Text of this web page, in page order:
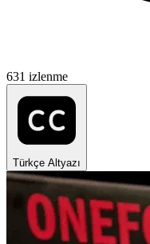
631 izlenme
Türkçe Altyazı